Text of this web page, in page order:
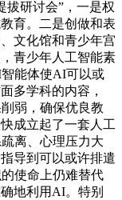
拔研讨会”，一是权
育。二是创做和表
文化馆和青少年宫
青少年人工智能素
能体使AI可以或
多学科的内容，
弱，确保优良教
成立起了一套人工
离、心理压力大
导到可以或许排遣
使命上仍难替代
地利用AI。特别